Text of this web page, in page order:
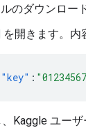
のダウンロー
を開きます。内
"key" :
Kaggle ユー